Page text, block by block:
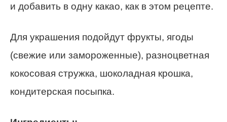
и добавить в одну какао, как в этом рецепте.
Для украшения подойдут фрукты, ягоды
(свежие или замороженные), разноцветная
кокосовая стружка, шоколадная крошка,
кондитерская посыпка.